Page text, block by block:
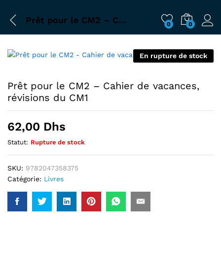
Prêt pour le CM2 – Cahier de vacances, révisions du CM1 0 0
En rupture de stock
Prêt pour le CM2 – Cahier de vacances,
révisions du CM1
62,00 Dhs
Statut: Rupture de stock
SKU: 9782047358375
Catégorie: Livres